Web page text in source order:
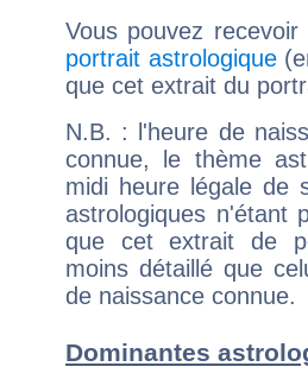
Vous pouvez
portrait astrologique
que cet extrait du
N.B. : l'heure de
connue, le thème
midi heure légale de
astrologiques n'étant
que cet extrait de
moins détaillé que
de naissance connue.
Dominantes